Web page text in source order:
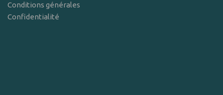
Conditions générales
Confidentialité